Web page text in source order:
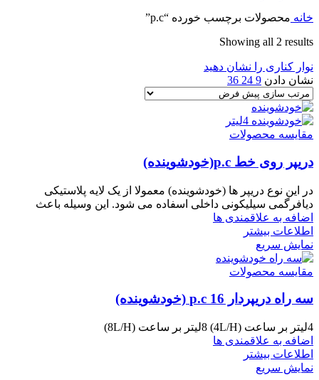
خانه محصولات برچسب خورده “p.c”
Showing all 2 results
نوار کناری را نشان دهید
نشان دادن 9
24
36
مقایسه محصولات
دریپر روی خط p.c(خودشوینده)
در این نوع دریپر ها (خودشوینده) معمولا از یک لایه پلاستیکی
دیافرگمی سیلیکونی داخلی اسفاده می شود. این وسیله باعث
اضافه به علاقمندی ها
اطلاعات بیشتر
نمایش سریع
مقایسه محصولات
سه راه دریپردار p.c 16 (خودشوینده)
4لیتر بر ساعت (4L/H) 8لیتر بر ساعت (8L/H)
اضافه به علاقمندی ها
اطلاعات بیشتر
نمایش سریع